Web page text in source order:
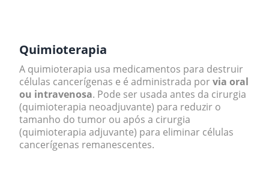
Quimioterapia
A quimioterapia usa medicamentos para destruir
células cancerígenas e é administrada porvia oral
ou intravenosa. Pode ser usada antes da cirurgia
(quimioterapia neoadjuvante) para reduzir o
tamanho do tumor ou após a cirurgia
(quimioterapia adjuvante) para eliminar células
cancerígenas remanescentes.